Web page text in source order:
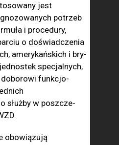
jest
potrzeb
i pro­cedury,
o doświadczenia
amerykańskich i bry­
specjalnych,
doborowi funkcjo­
służby w poszcze­
obo­wiązują